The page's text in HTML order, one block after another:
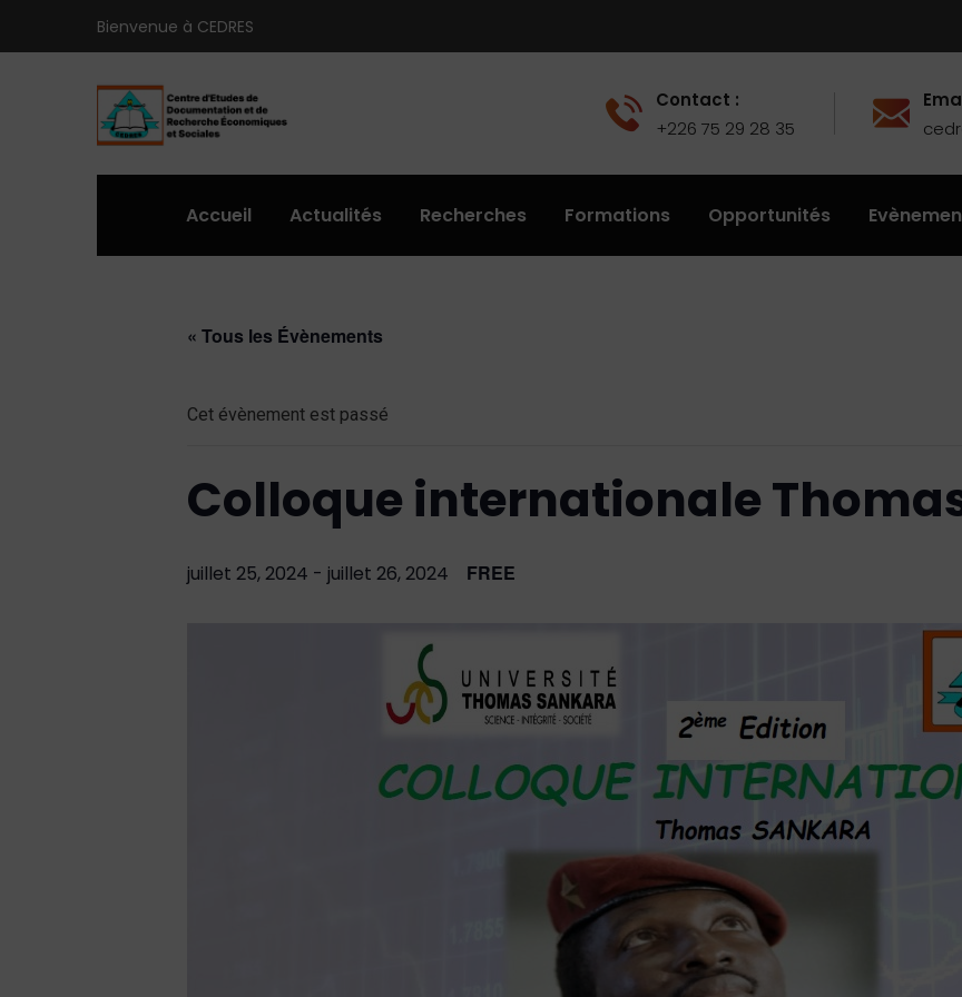
Bienvenue à CEDRES
Contact :
+226 75 29 28 35
Accueil Actualités Recherches Formations Opportunités
« Tous les Évènements
Cet évènement est passé
Colloque internationale Thomas
juillet 25, 2024 - juillet 26, 2024 FREE